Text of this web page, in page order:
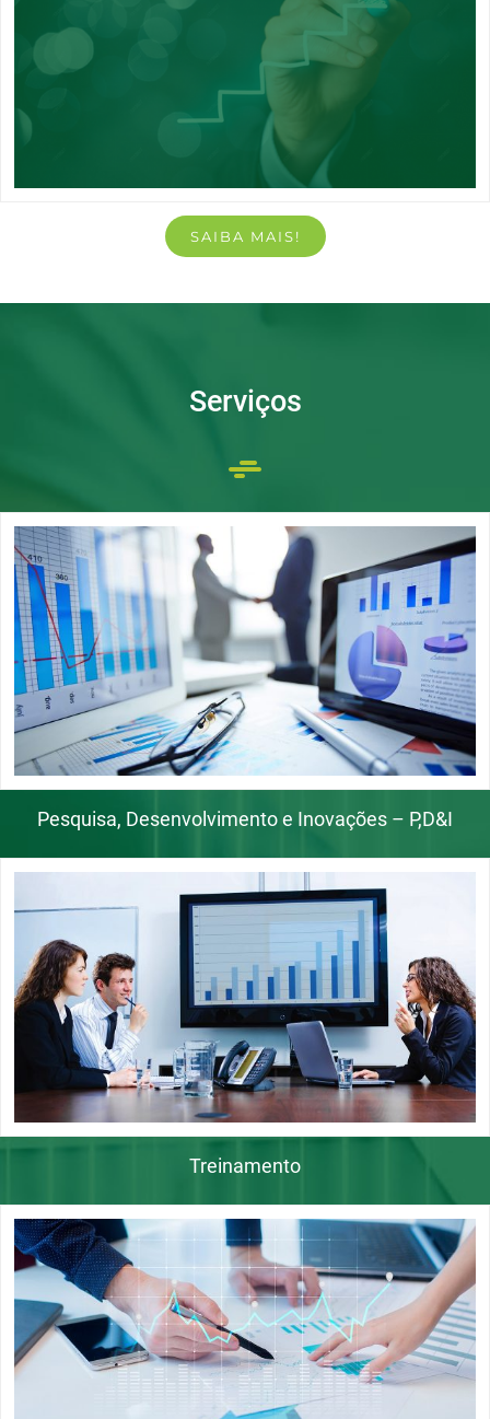
SAIBA MAIS!
Serviços
Pesquisa, Desenvolvimento e Inovações – P,D&I
Treinamento